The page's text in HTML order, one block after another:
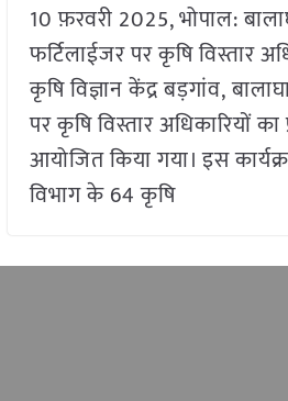
10 फ़रवरी 2025, भोपाल:
फर्टिलाईजर पर कृषि विस्तार
कृषि विज्ञान केंद्र बड़गांव,
पर कृषि विस्तार अधिकारियों का
आयोजित किया गया। इस
विभाग के 64 कृषि